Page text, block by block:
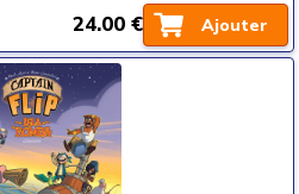
Ajouter
24.00 €